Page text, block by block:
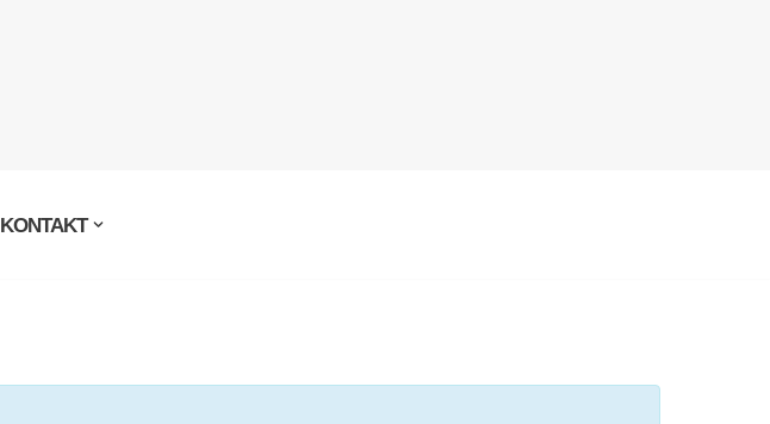
KONTAKT